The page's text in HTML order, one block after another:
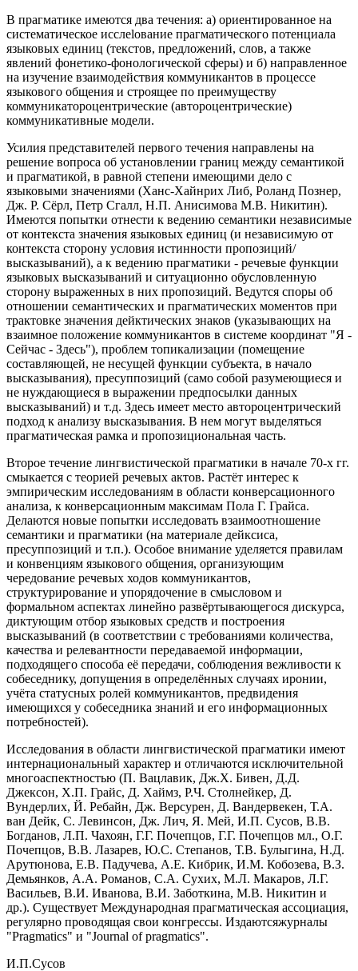
В прагматике имеются два течения: а) ориентированное на
систематическое исслеlование прагматического потенциала
языковых единиц (текстов, предложений, слов, а также
явлений фонетико-фонологической сферы) и б) направленное
на изучение взаимодействия коммуникантов в процессе
языкового общения и строящее по преимуществу
коммуникатороцентрические (автороцентрические)
коммуникативные модели.
Усилия представителей первого течения направлены на
решение вопроса об установлении границ между семантикой
и прагматикой, в равной степени имеющими дело с
языковыми значениями (Ханс-Хайнрих Либ, Роланд Познер,
Дж. Р. Сёрл, Петр Сгалл, Н.П. Анисимова М.В. Никитин).
Имеются попытки отнести к ведению семантики независимые
от контекста значения языковых единиц (и независимую от
контекста сторону условия истинности пропозиций/
высказываний), а к ведению прагматики - речевые функции
языковых высказываний и ситуационно обусловленную
сторону выраженных в них пропозиций. Ведутся споры об
отношении семантических и прагматических моментов при
трактовке значения дейктических знаков (указывающих на
взаимное положение коммуникантов в системе координат "Я -
Сейчас - Здесь"), проблем топикализации (помещение
составляющей, не несущей функции субъекта, в начало
высказывания), пресуппозиций (само собой разумеющиеся и
не нуждающиеся в выражении предпосылки данных
высказываний) и т.д. Здесь имеет место автороцентрический
подход к анализу высказывания. В нем могут выделяться
прагматическая рамка и пропозициональная часть.
Второе течение лингвистической прагматики в начале 70-х гг.
смыкается с теорией речевых актов. Растёт интерес к
эмпирическим исследованиям в области конверсационного
анализа, к конверсационным максимам Пола Г. Грайса.
Делаются новые попытки исследовать взаимоотношение
семантики и прагматики (на материале дейксиса,
пресуппозиций и т.п.). Особое внимание уделяется правилам
и конвенциям языкового общения, организующим
чередование речевых ходов коммуникантов,
структурирование и упорядочение в смысловом и
формальном аспектах линейно развёртывающегося дискурса,
диктующим отбор языковых средств и построения
высказываний (в соответствии с требованиями количества,
качества и релевантности передаваемой информации,
подходящего способа её передачи, соблюдения вежливости к
собеседнику, допущения в определённых случаях иронии,
учёта статусных ролей коммуникантов, предвидения
имеющихся у собеседника знаний и его информационных
потребностей).
Исследования в области лингвистической прагматики имеют
интернациональный характер и отличаются исключительной
многоаспектностью (П. Вацлавик, Дж.Х. Бивен, Д.Д.
Джексон, Х.П. Грайс, Д. Хаймз, Р.Ч. Столнейкер, Д.
Вундерлих, Й. Ребайн, Дж. Версурен, Д. Вандервекен, Т.А.
ван Дейк, С. Левинсон, Дж. Лич, Я. Мей, И.П. Сусов, В.В.
Богданов, Л.П. Чахоян, Г.Г. Почепцов, Г.Г. Почепцов мл., О.Г.
Почепцов, В.В. Лазарев, Ю.С. Степанов, Т.В. Булыгина, Н.Д.
Арутюнова, Е.В. Падучева, А.Е. Кибрик, И.М. Кобозева, В.З.
Демьянков, А.А. Романов, С.А. Сухих, М.Л. Макаров, Л.Г.
Васильев, В.И. Иванова, В.И. Заботкина, М.В. Никитин и
др.). Существует Международная прагматическая ассоциация,
регулярно проводящая свои конгрессы. Издаютсяжурналы
"Pragmatics" и "Journal of pragmatics".
И.П.Сусов